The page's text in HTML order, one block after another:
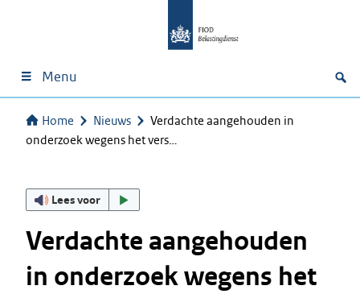
Menu
Home Nieuws
Verdachte aangehouden in
onderzoek wegens het vers…
Lees voor
Verdachte aangehouden
in onderzoek wegens het